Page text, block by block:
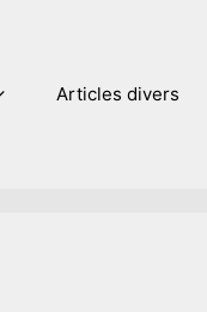
Articles divers